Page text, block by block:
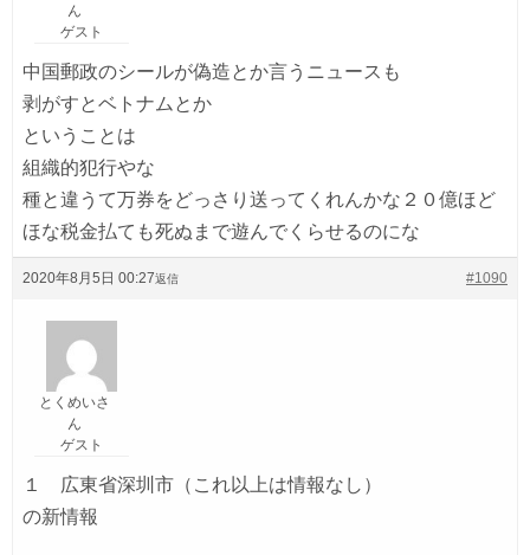
ん
ゲスト
中国郵政のシールが偽造とか言うニュースも
剥がすとベトナムとか
ということは
組織的犯行やな
種と違うて万券をどっさり送ってくれんかな２０億ほど
ほな税金払ても死ぬまで遊んでくらせるのにな
2020年8月5日 00:27 #1090
返信
とくめいさ
ん
ゲスト
１ 広東省深圳市（これ以上は情報なし）
の新情報